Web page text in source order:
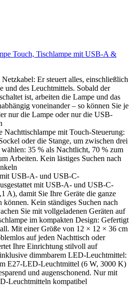
Touch, Tischlampe mit USB-A &
Er steuert alles, einschließlich
und des Leuchtmittels. Sobald der
ist, arbeiten die Lampe und das
voneinander – so können Sie je
nur die Lampe oder nur die USB-
Nachttischlampe mit Touch-Steuerung:
oder die Stange, um zwischen drei
35 % als Nachtlicht, 70 % zum
Arbeiten. Kein lästiges Suchen nach
USB-A- und USB-C-
mit USB-A- und USB-C-
A), damit Sie Ihre Geräte die ganze
können. Kein ständiges Suchen nach
Sie mit vollgeladenen Geräten auf
im kompakten Design: Gefertigt
Mit einer Größe von 12 × 12 × 36 cm
auf jeden Nachttisch oder
Ihre Einrichtung stilvoll auf
dimmbarem LED-Leuchtmittel:
E27-LED-Leuchtmittel (6 W, 3000 K)
und augenschonend. Nur mit
Leuchtmitteln kompatibel